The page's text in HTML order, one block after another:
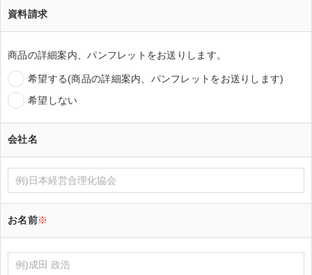
資料請求
商品の詳細案内、パンフレットをお送りします。
希望する(商品の詳細案内、パンフレットをお送りします)
希望しない
会社名
お名前※